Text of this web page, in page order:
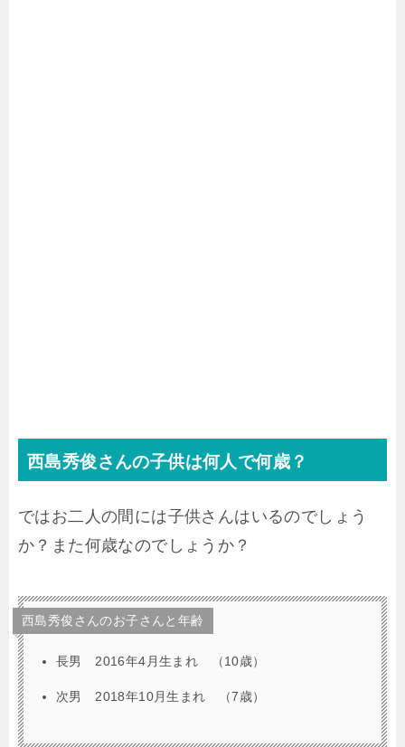
西島秀俊さんの子供は何人で何歳？
ではお二人の間には子供さんはいるのでしょう
か？また何歳なのでしょうか？
西島秀俊さんのお子さんと年齢
長男 2016年4月生まれ （10歳）
次男 2018年10月生まれ （7歳）